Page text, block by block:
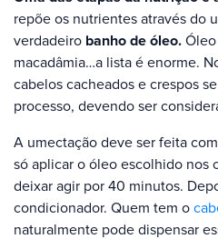
repõe os nutrientes através do
verdadeiro banho de óleo. Óleo
macadâmia…a lista é enorme.
cabelos cacheados e crespos
processo, devendo ser
A umectação deve ser feita
só aplicar o óleo escolhido nos
deixar agir por 40 minutos.
condicionador. Quem tem o
naturalmente pode dispensar